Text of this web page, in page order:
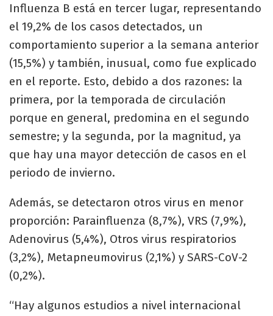
Influenza B está en tercer lugar, representando
el 19,2% de los casos detectados, un
comportamiento superior a la semana anterior
(15,5%) y también, inusual, como fue explicado
en el reporte. Esto, debido a dos razones: la
primera, por la temporada de circulación
porque en general, predomina en el segundo
semestre; y la segunda, por la magnitud, ya
que hay una mayor detección de casos en el
periodo de invierno.
Además, se detectaron otros virus en menor
proporción: Parainfluenza (8,7%), VRS (7,9%),
Adenovirus (5,4%), Otros virus respiratorios
(3,2%), Metapneumovirus (2,1%) y SARS-CoV-2
(0,2%).​
“Hay algunos estudios a nivel internacional